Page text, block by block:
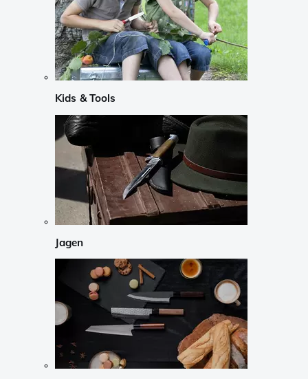
Kids & Tools
Jagen